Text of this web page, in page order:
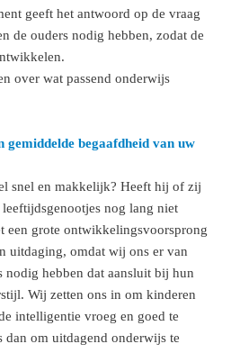
geeft het antwoord op de vraag
de ouders nodig hebben, zodat de
over wat passend onderwijs
begaafdheid van uw
snel en makkelijk? Heeft hij of zij
nog lang niet
een grote ontwikkelingsvoorsprong
uitdaging, omdat wij ons er van
hebben dat aansluit bij hun
Wij zetten ons in om kinderen
intelligentie vroeg en goed te
dan om uitdagend onderwijs te